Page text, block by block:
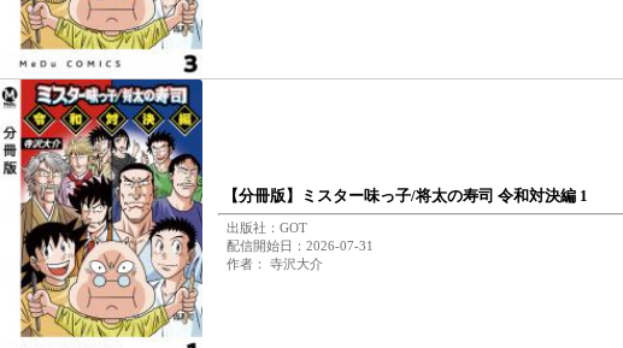
【分冊版】ミスター味っ子/将太の寿司 令和対決編 1
出版社：GOT
配信開始日：2026-07-31
作者： 寺沢大介